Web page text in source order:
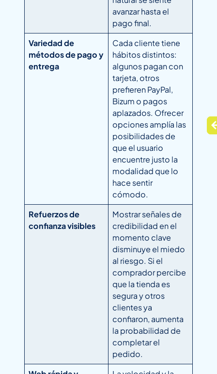
avanzar hasta el
pago final.
Variedad de
métodos de pago y
entrega
Cada cliente tiene
hábitos distintos:
algunos pagan con
tarjeta, otros
prefieren PayPal,
Bizum o pagos
aplazados. Ofrecer
opciones amplía las
posibilidades de
que el usuario
encuentre justo la
modalidad que lo
hace sentir
cómodo.
Refuerzos de
confianza visibles
Mostrar señales de
credibilidad en el
momento clave
disminuye el miedo
al riesgo. Si el
comprador percibe
que la tienda es
segura y otros
clientes ya
confiaron, aumenta
la probabilidad de
completar el
pedido.